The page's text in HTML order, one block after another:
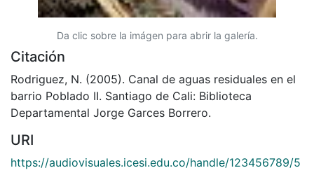
Da clic sobre la imágen para abrir la galería.
Citación
Rodriguez, N. (2005). Canal de aguas residuales en el
barrio Poblado II. Santiago de Cali: Biblioteca
Departamental Jorge Garces Borrero.
URI
https://audiovisuales.icesi.edu.co/handle/123456789/5